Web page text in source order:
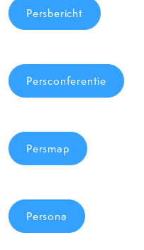
Persbericht
Persconferentie
Persmap
Persona